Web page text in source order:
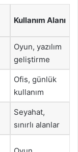
Kullanım Alanı
Oyun, yazılım
geliştirme
Ofis, günlük
kullanım
Seyahat,
sınırlı alanlar